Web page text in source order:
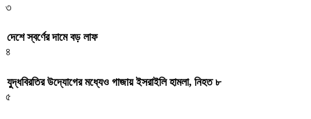
৩
দেশে স্বর্ণের দামে বড় লাফ
৪
যুদ্ধবিরতির উদ্যোগের মধ্যেও গাজায় ইসরাইলি হামলা, নিহত ৮
৫